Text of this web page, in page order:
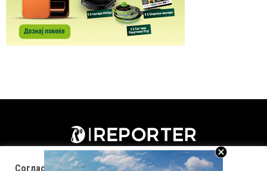
Согласност за колачиња (cookies)